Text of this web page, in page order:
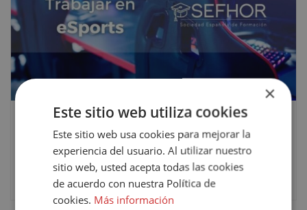
Cómo trabajar en eSports, la profesión del
futuro
27 abril, 2021
×
Este sitio web utiliza cookies
Este sitio web usa cookies para mejorar la
experiencia del usuario. Al utilizar nuestro
sitio web, usted acepta todas las cookies
de acuerdo con nuestra Política de
cookies. Más información